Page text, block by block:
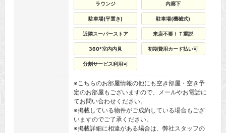
ラウンジ 内廊下
駐車場(平置き) 駐車場(機械式)
近隣スーパーストア 来店不要ＩＴ重説
360°室内内見 初期費用カード払い可
分割サービス利用可
※こちらのお部屋情報の他にも空き部屋・空き予
定のお部屋もございますので、メールやお電話に
てお問い合わせください。
※掲載している物件がご成約している場合もござ
いますのでご了承ください。
※掲載詳細に相違がある場合は、弊社スタッフの